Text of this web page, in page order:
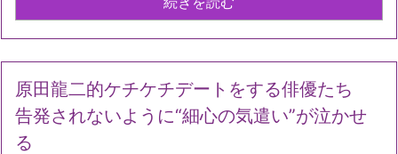
原田龍二的ケチケチデートをする俳優たち
告発されないように“細心の気遣い”が泣かせ
る